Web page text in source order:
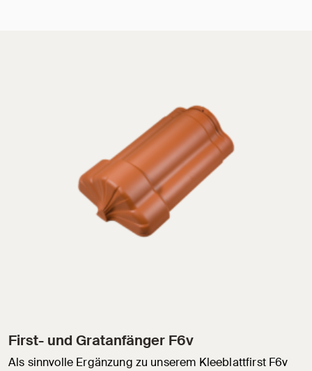
First- und Gratanfänger F6v
Als sinnvolle Ergänzung zu unserem Kleeblattfirst F6v